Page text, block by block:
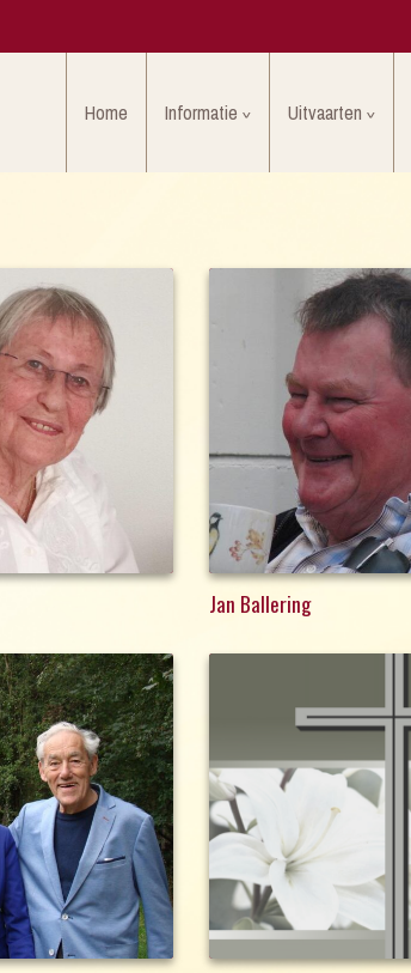
Home Informatie Uitvaarten
Jan Ballering